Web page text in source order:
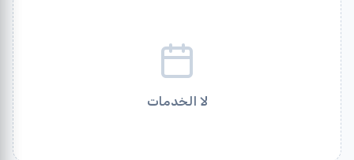
لا الخدمات